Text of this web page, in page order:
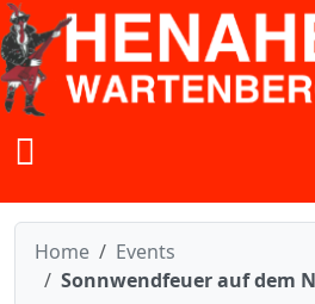
Zum Inhalt springen
Home
Events
Sonnwendfeuer auf dem